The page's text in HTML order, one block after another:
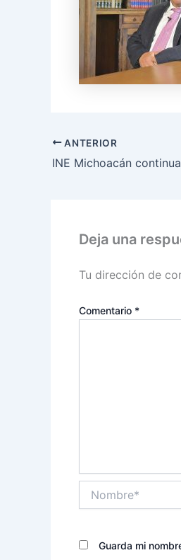
ANTERIOR
Deja una
Tu dirección de
Comentario *
Guarda mi